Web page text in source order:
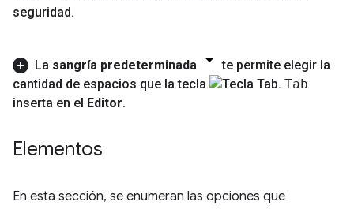
seguridad.
La sangría predeterminada
te permite elegir la
cantidad de espacios que la tecla
Tab
inserta en el Editor.
Elementos
En esta sección, se enumeran las opciones que